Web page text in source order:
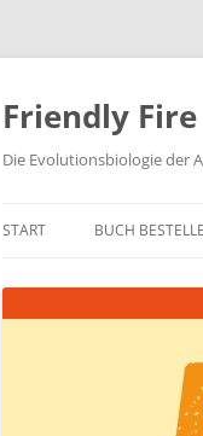
Zum
springen
Friendly Fire
Die Evolutionsbiologie der
START BUCH